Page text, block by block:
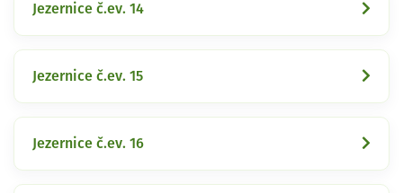
Jezernice č.ev. 14
Jezernice č.ev. 15
Jezernice č.ev. 16